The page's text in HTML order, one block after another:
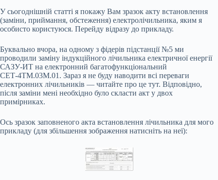
У сьогоднішній статті я покажу Вам зразок акту встановлення
(заміни, приймання, обстеження) електролічильника, яким я
особисто користуюся. Перейду відразу до прикладу.
Буквально вчора, на одному з фідерів підстанції №5 ми
проводили заміну індукційного лічильника електричної енергії
САЗУ-ИТ на електронний багатофункціональний
СЕТ-4ТМ.03М.01. Зараз я не буду наводити всі переваги
електронних лічильників — читайте про це тут. Відповідно,
після заміни мені необхідно було скласти акт у двох
примірниках.
Ось зразок заповненого акта встановлення лічильника для мого
прикладу (для збільшення зображення натисніть на неї):